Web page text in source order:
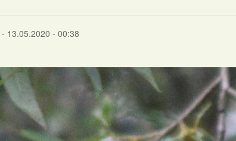
- 13.05.2020 - 00:38